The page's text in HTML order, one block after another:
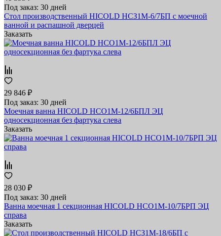
Под заказ: 30 дней
Стол производственный HICOLD НСЗ1М-6/7БП с моечной
ванной и распашной дверцей
Заказать
29 846 ₽
Под заказ: 30 дней
Моечная ванна HICOLD НСО1М-12/6БПЛ ЭЦ
односекционная без фартука слева
Заказать
28 030 ₽
Под заказ: 30 дней
Ванна моечная 1 секционная HICOLD НСО1М-10/7БРП ЭЦ
справа
Заказать